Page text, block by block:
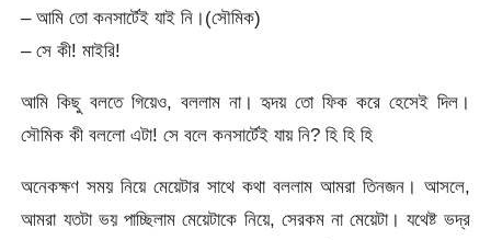
– আমি তো কনসার্টেই যাই নি।(সৌমিক)
– সে কী! মাইরি!
আমি কিছু বলতে গিয়েও, বললাম না। হৃদয় তো ফিক করে হেসেই দিল।
সৌমিক কী বললো এটা! সে বলে কনসার্টেই যায় নি? হি হি হি
অনেকক্ষণ সময় নিয়ে মেয়েটার সাথে কথা বললাম আমরা তিনজন। আসলে,
আমরা যতটা ভয় পাচ্ছিলাম মেয়েটাকে নিয়ে, সেরকম না মেয়েটা। যথেষ্ট ভদ্র